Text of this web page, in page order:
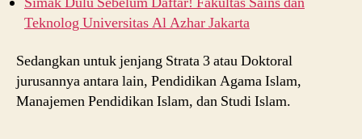
Teknolog Universitas Al Azhar Jakarta
Sedangkan untuk jenjang Strata 3 atau Doktoral
jurusannya antara lain, Pendidikan Agama Islam,
Manajemen Pendidikan Islam, dan Studi Islam.